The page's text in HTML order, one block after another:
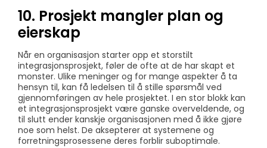
10. Prosjekt mangler plan og
eierskap
Når en organisasjon starter opp et storstilt
integrasjonsprosjekt, føler de ofte at de har skapt et
monster. Ulike meninger og for mange aspekter å ta
hensyn til, kan få ledelsen til å stille spørsmål ved
gjennomføringen av hele prosjektet. I en stor blokk kan
et integrasjonsprosjekt være ganske overveldende, og
til slutt ender kanskje organisasjonen med å ikke gjøre
noe som helst. De aksepterer at systemene og
forretningsprosessene deres forblir suboptimale.